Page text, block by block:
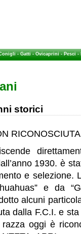
-Gatti-Ovicaprini-Pesci-
storici
RICONOSCIUTA
1930. è
e selezione.
e da
alcuni
dalla F.C.I. e
oggi è